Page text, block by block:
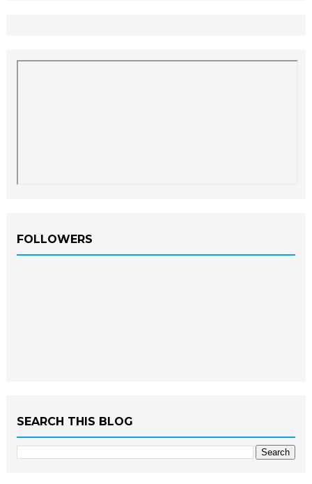
FOLLOWERS
SEARCH THIS BLOG